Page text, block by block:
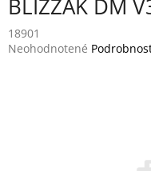
BLIZZAK DM
18901
Priemerné
Neohodnotené